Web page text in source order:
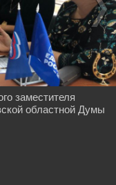
заместителя
областной Думы